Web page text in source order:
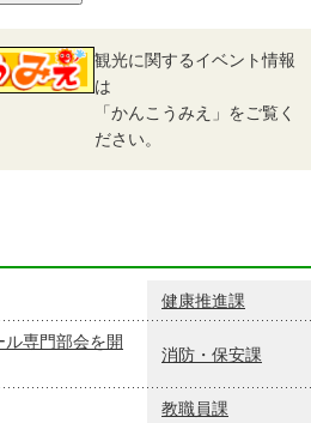
観光に関するイベント情報
は
「かんこうみえ」をご覧く
ださい。
健康推進課
専門部会を開
消防・保安課
教職員課